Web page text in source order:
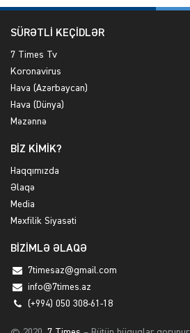
SÜRƏTLİ KEÇİDLƏR
7 Times Tv
Koronavirus
Hava (Azərbaycan)
Hava (Dünya)
Məzənnə
BİZ KİMİK?
Haqqımızda
Əlaqə
Media
Məxfilik Siyasəti
BİZİMLƏ ƏLAQƏ
7timesaz@gmail.com
info@7times.az
(+994) 050 308-61-18